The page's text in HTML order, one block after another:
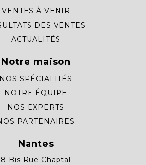
VENTES À VENIR
DES VENTES
ACTUALITÉS
Notre maison
NOS SPÉCIALITÉS
NOTRE ÉQUIPE
NOS EXPERTS
PARTENAIRES
Nantes
8 Bis Rue Chaptal